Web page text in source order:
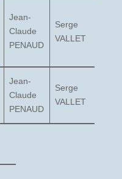
Jean-
Claude
PENAUD
Serge
VALLET
Jean-
Claude
PENAUD
Serge
VALLET